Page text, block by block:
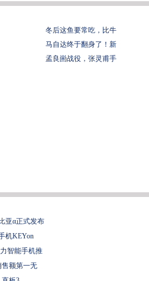
冬后这鱼要常吃，比牛
马自达终于翻身了！新
孟良崮战役，张灵甫手
亚α正式发布
机KEYon
智能手机推
售额第一无